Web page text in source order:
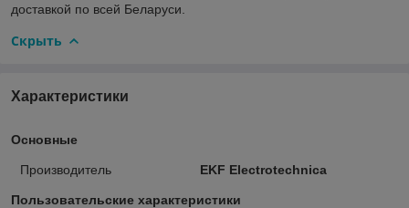
доставкой по всей Беларуси.
Скрыть
Характеристики
Основные
Производитель EKF Electrotechnica
Пользовательские характеристики